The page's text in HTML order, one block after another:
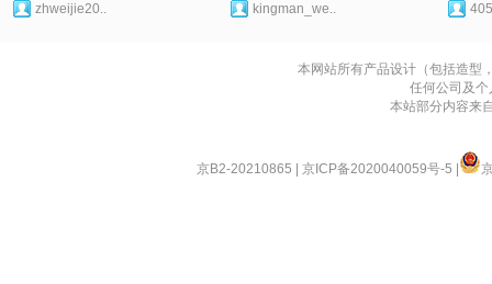
zhweijie20..
kingman_we..
本网站所有产品设计（包括造型
任何公司及
本站部分内容来
京B2-20210865 京ICP备2020040059号-5